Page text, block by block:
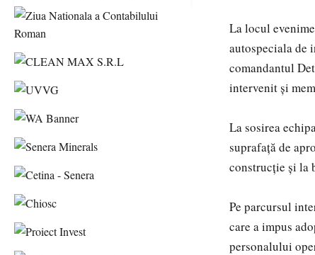
La locul
autospeciala de
comandantul
intervenit și
La sosirea
suprafață de
construcție și la
Pe parcursul
care a impus
personalului